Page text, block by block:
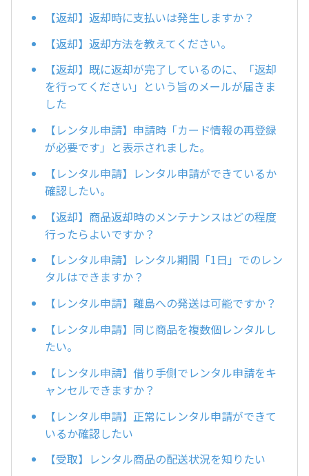
【返却】返却時に支払いは発生しますか？
【返却】返却方法を教えてください。
【返却】既に返却が完了しているのに、「返却
を行ってください」という旨のメールが届きま
した
【レンタル申請】申請時「カード情報の再登録
が必要です」と表示されました。
【レンタル申請】レンタル申請ができているか
確認したい。
【返却】商品返却時のメンテナンスはどの程度
行ったらよいですか？
【レンタル申請】レンタル期間「1日」でのレン
タルはできますか？
【レンタル申請】離島への発送は可能ですか？
【レンタル申請】同じ商品を複数個レンタルし
たい。
【レンタル申請】借り手側でレンタル申請をキ
ャンセルできますか？
【レンタル申請】正常にレンタル申請ができて
いるか確認したい
【受取】レンタル商品の配送状況を知りたい